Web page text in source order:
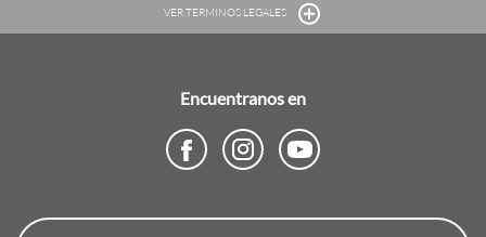
VER TERMINOS LEGALES
Encuentranos en